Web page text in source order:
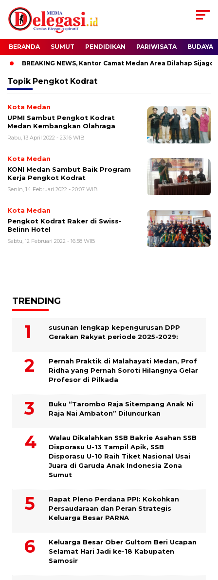
BERANDA SUMUT PENDIDIKAN PARIWISATA BUDAYA
BREAKING NEWS, Kantor Camat Medan Area Dilahap Sijago
Topik Pengkot Kodrat
Kota Medan
UPMI Sambut Pengkot Kodrat
Medan Kembangkan Olahraga
Rabu, 13 April 2022 - 23:16 WIB
Kota Medan
KONI Medan Sambut Baik Program
Kerja Pengkot Kodrat
Senin, 14 Februari 2022 - 20:07 WIB
Kota Medan
Pengkot Kodrat Raker di Swiss-
Belinn Hotel
Sabtu, 12 Februari 2022 - 16:58 WIB
TRENDING
susunan lengkap kepengurusan DPP
Gerakan Rakyat periode 2025-2029:
Pernah Praktik di Malahayati Medan, Prof
Ridha yang Pernah Soroti Hilangnya Gelar
Profesor di Pilkada
Buku “Tarombo Raja Sitempang Anak Ni
Raja Nai Ambaton” Diluncurkan
Walau Dikalahkan SSB Bakrie Asahan SSB
Disporasu U-13 Tampil Apik, SSB
Disporasu U-10 Raih Tiket Nasional Usai
Juara di Garuda Anak Indonesia Zona
Sumut
Rapat Pleno Perdana PPI: Kokohkan
Persaudaraan dan Peran Strategis
Keluarga Besar PARNA
Keluarga Besar Ober Gultom Beri Ucapan
Selamat Hari Jadi ke-18 Kabupaten
Samosir